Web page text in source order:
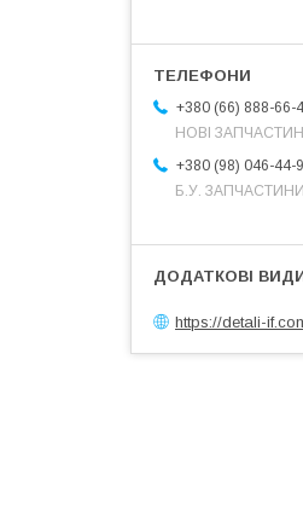
+380 (66) 888-66-
НОВІ
+380 (98) 046-44-
Б.У.
https://detali-